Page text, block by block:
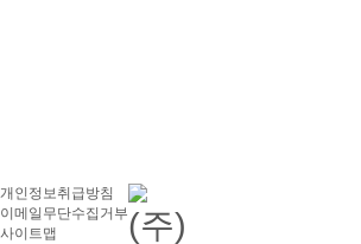
개인정보취급방침
이메일무단수집거부
사이트맵